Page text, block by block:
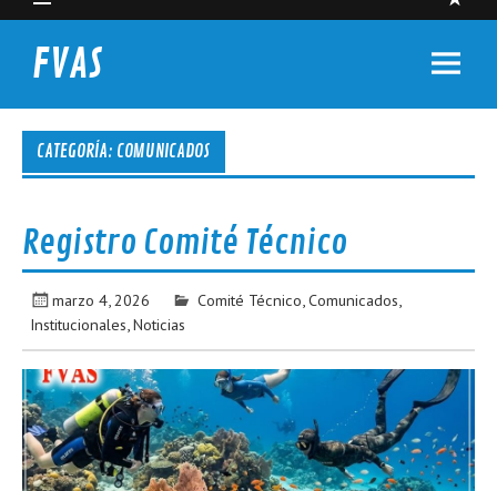
FVAS
CATEGORÍA: COMUNICADOS
Registro Comité Técnico
marzo 4, 2026 Comité Técnico,Comunicados,
Institucionales,Noticias